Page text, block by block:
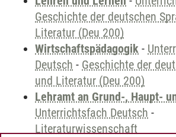
Geschichte der deutschen
Literatur (Deu 200)
Wirtschaftspädagogik -
Deutsch - Geschichte der
und Literatur (Deu 200)
Lehramt an Grund-, Haupt-
Unterrichtsfach Deutsch -
Literaturwissenschaft